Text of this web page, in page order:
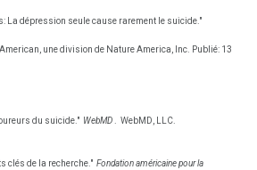
La dépression seule cause rarement le suicide."
une division de Nature America, Inc. Publié: 13
du suicide." WebMD. WebMD, LLC.
clés de la recherche." Fondation américaine pour la